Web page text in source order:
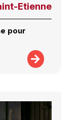
Etienne
pour